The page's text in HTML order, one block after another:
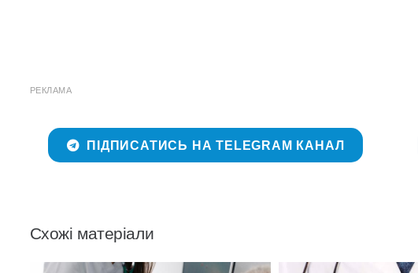
РЕКЛАМА
ПІДПИСАТИСЬ НА TELEGRAM КАНАЛ
Схожі матеріали